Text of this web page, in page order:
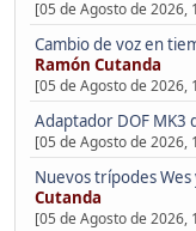
[05 de Agosto de 2026,
Cambio de voz en
Ramón Cutanda
[05 de Agosto de 2026,
Adaptador DOF MK3
[05 de Agosto de 2026,
Nuevos trípodes
Cutanda
[05 de Agosto de 2026,